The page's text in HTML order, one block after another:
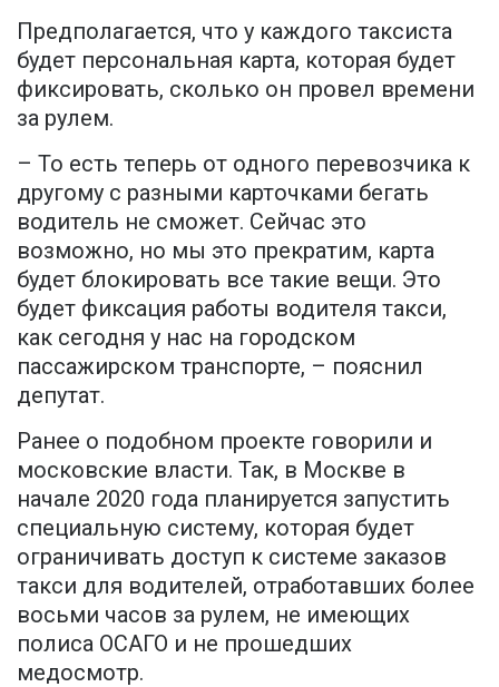
Предполагается, что у каждого таксиста
будет персональная карта, которая будет
фиксировать, сколько он провел времени
за рулем.
– То есть теперь от одного перевозчика к
другому с разными карточками бегать
водитель не сможет. Сейчас это
возможно, но мы это прекратим, карта
будет блокировать все такие вещи. Это
будет фиксация работы водителя такси,
как сегодня у нас на городском
пассажирском транспорте, – пояснил
депутат.
Ранее о подобном проекте говорили и
московские власти. Так, в Москве в
начале 2020 года планируется запустить
специальную систему, которая будет
ограничивать доступ к системе заказов
такси для водителей, отработавших более
восьми часов за рулем, не имеющих
полиса ОСАГО и не прошедших
медосмотр.